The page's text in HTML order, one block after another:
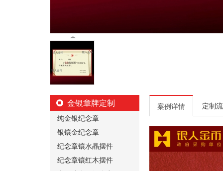
金银章牌定制
纯金银纪念章
银镶金纪念章
纪念章镶水晶摆件
纪念章镶红木摆件
案例详情 定制